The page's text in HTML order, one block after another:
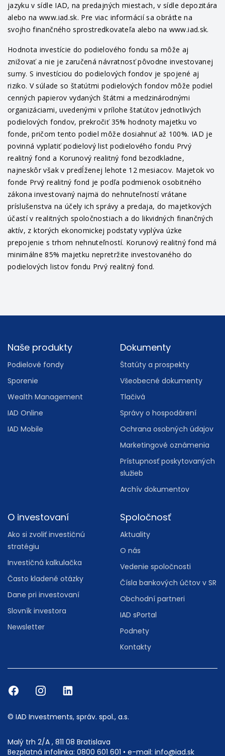
jazyku v sídle IAD, na predajných miestach, v sídle depozitára
alebo na www.iad.sk. Pre viac informácií sa obráťte na
svojho finančného sprostredkovateľa alebo na www.iad.sk.
Hodnota investície do podielového fondu sa môže aj
znižovať a nie je zaručená návratnosť pôvodne investovanej
sumy. S investíciou do podielových fondov je spojené aj
riziko. V súlade so štatútmi podielových fondov môže podiel
cenných papierov vydaných štátmi a medzinárodnými
organizáciami, uvedenými v prílohe štatútov jednotlivých
podielových fondov, prekročiť 35% hodnoty majetku vo
fonde, pričom tento podiel môže dosiahnuť až 100%. IAD je
povinná vyplatiť podielový list podielového fondu Prvý
realitný fond a Korunový realitný fond bezodkladne,
najneskôr však v predĺženej lehote 12 mesiacov. Majetok vo
fonde Prvý realitný fond je podľa podmienok osobitného
zákona investovaný najmä do nehnuteľností vrátane
príslušenstva na účely ich správy a predaja, do majetkových
účastí v realitných spoločnostiach a do likvidných finančných
aktív, z ktorých ekonomickej podstaty vyplýva úzke
prepojenie s trhom nehnuteľností. Korunový realitný fond má
minimálne 85% majetku nepretržite investovaného do
podielových listov fondu Prvý realitný fond.
Footer
Naše produkty
Podielové fondy
Sporenie
Wealth Management
IAD Online
IAD Mobile
Dokumenty
Štatúty a prospekty
Všeobecné dokumenty
Tlačivá
Správy o hospodárení
Ochrana osobných údajov
Marketingové oznámenia
Prístupnosť poskytovaných
služieb
Archív dokumentov
O investovaní
Ako si zvoliť investičnú
stratégiu
Investičná kalkulačka
Často kladené otázky
Dane pri investovaní
Slovník investora
Newsletter
Spoločnosť
Aktuality
O nás
Vedenie spoločnosti
Čísla bankových účtov v SR
Obchodní partneri
IAD sPortal
Podnety
Kontakty
© IAD Investments, správ. spol., a.s.
Malý trh 2/A , 811 08 Bratislava
Bezplatná infolinka: 0800 601 601 • e-mail: info@iad.sk